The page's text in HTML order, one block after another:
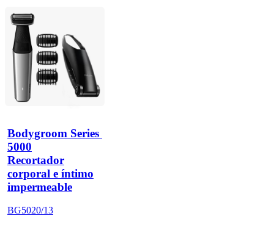
Bodygroom Series
5000
Recortador
corporal e íntimo
impermeable
BG5020/13